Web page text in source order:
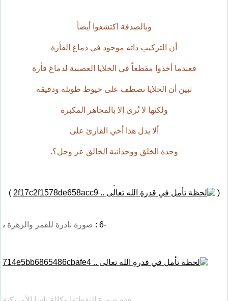
وبالصدفة اكتشفوا أيضاً
أن التركيب ذاته موجود في دماغ الفأرة
فعندما أخذوا مقطعاً في الخلايا العصبية لدماغ فأرة
تبين أن الخلايا تصطف على خيوط طويلة ودقيقة
ولكنها لا تُرى إلا بالمجاهر المكبرة
ألا يدل هذا أخي القارئ على
وحدة الخلق ووحدانية الخالق عز وجل؟.
.
(
)
-6 : صورة نادرة للقمر والزهرة ،